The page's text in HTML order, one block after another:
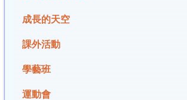
成長的天空
課外活動
學藝班
運動會